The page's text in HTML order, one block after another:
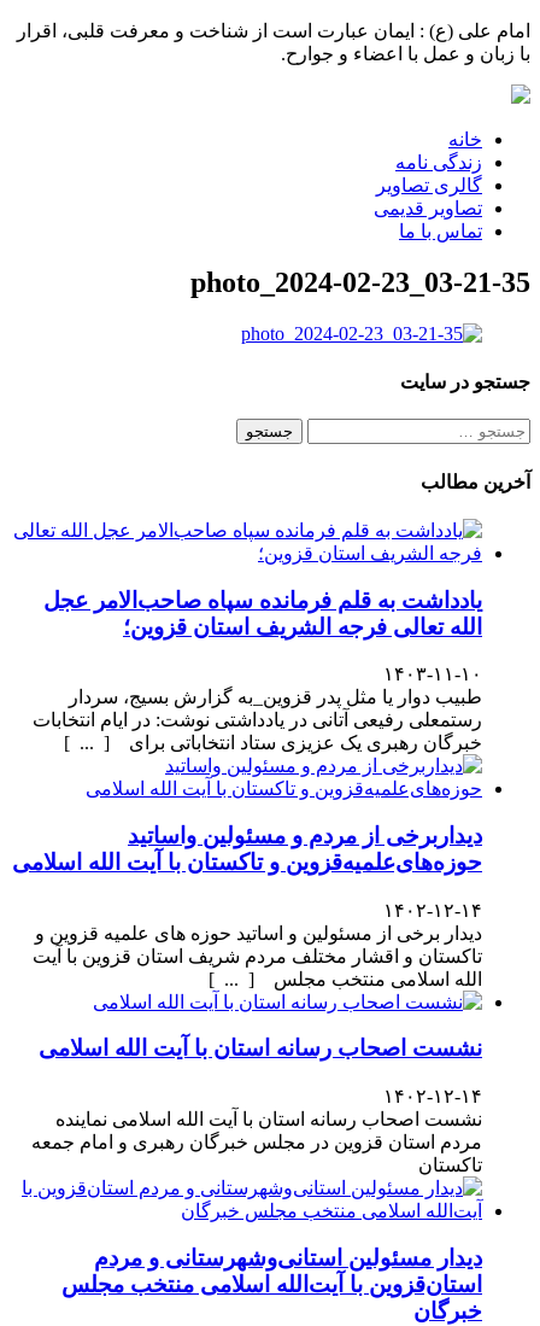
امام علی (ع) : ایمان عبارت است از شناخت و معرفت قلبی، اقرار
با زبان و عمل با اعضاء و جوارح.
خانه
زندگی نامه
گالری تصاویر
تصاویر قدیمی
تماس با ما
photo_2024-02-23_03-21-35
جستجو در سایت
جستجو
آخرین مطالب
یادداشت به قلم فرمانده سپاه صاحب‌الامر عجل
الله تعالی فرجه الشریف استان قزوین؛
۱۴۰۳-۱۱-۱۰
طبیب دوار یا مثل پدر قزوین_به گزارش بسیج، سردار
رستمعلی رفیعی آتانی در یادداشتی نوشت: در ایام انتخابات
خبرگان رهبری یک عزیزی ستاد انتخاباتی برای [ ... ]
دیداربرخی از مردم و مسئولین واساتید
حوزه‌های‌علمیه‌قزوین و تاکستان با آیت الله اسلامی
۱۴۰۲-۱۲-۱۴
دیدار برخی از مسئولین و اساتید حوزه های علمیه قزوین و
تاکستان و اقشار مختلف مردم شریف استان قزوین با آیت
الله اسلامی منتخب مجلس [ ... ]
نشست اصحاب رسانه استان با آیت الله اسلامی
۱۴۰۲-۱۲-۱۴
نشست اصحاب رسانه استان با آیت الله اسلامی نماینده
مردم استان قزوین در مجلس خبرگان رهبری و امام جمعه
تاکستان
دیدار مسئولین استانی‌وشهرستانی و مردم‌
استان‌قزوین با آیت‌الله‌ اسلامی منتخب مجلس‌
خبرگان